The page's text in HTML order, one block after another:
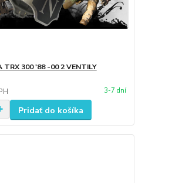
TRX 300 '88 -00 2 VENTILY
3-7 dní
Pridať do košíka